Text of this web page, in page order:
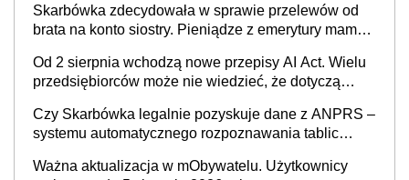
Skarbówka zdecydowała w sprawie przelewów od
brata na konto siostry. Pieniądze z emerytury mamy
będzie
Od 2 sierpnia wchodzą nowe przepisy AI Act. Wielu
przedsiębiorców może nie wiedzieć, że dotyczą
Czy Skarbówka legalnie pozyskuje dane z ANPRS –
systemu automatycznego rozpoznawania tablic
Ważna aktualizacja w mObywatelu. Użytkownicy